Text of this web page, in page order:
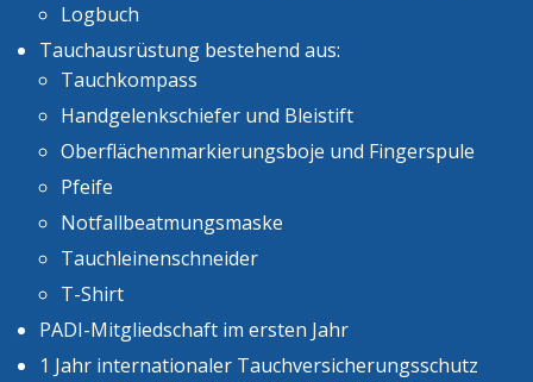
Logbuch
Tauchausrüstung bestehend aus:
Tauchkompass
Handgelenkschiefer und Bleistift
Oberflächenmarkierungsboje und Fingerspule
Pfeife
Notfallbeatmungsmaske
Tauchleinenschneider
T-Shirt
PADI-Mitgliedschaft im ersten Jahr
1 Jahr internationaler Tauchversicherungsschutz